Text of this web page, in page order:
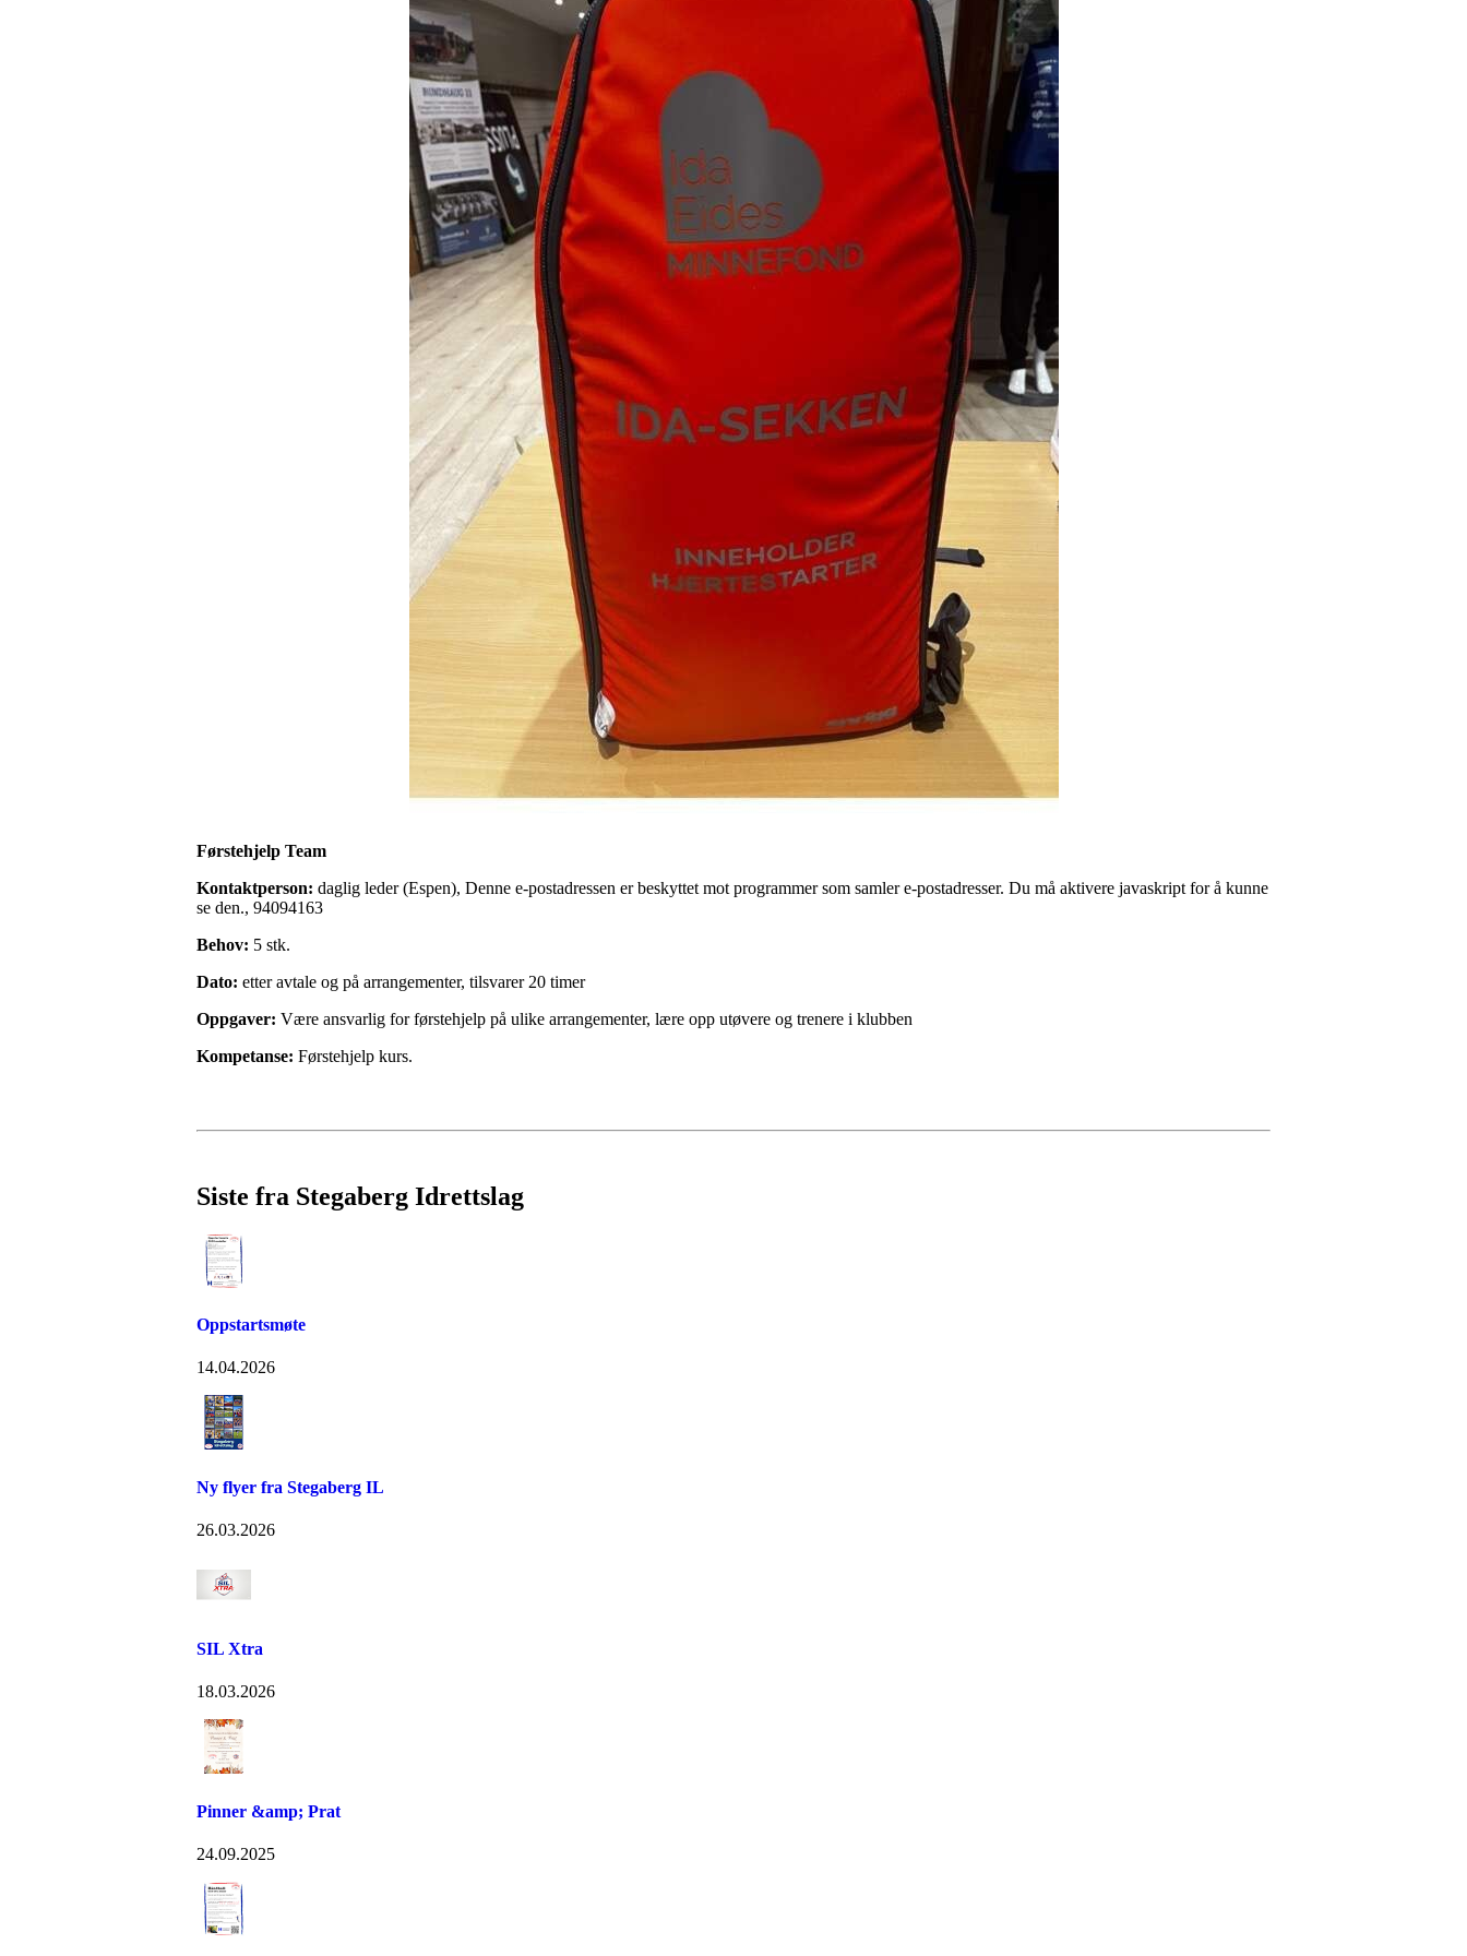
Førstehjelp Team
Kontaktperson: daglig leder (Espen), Denne e-postadressen er beskyttet mot programmer som samler e-postadresser. Du må aktivere javaskript for å kunne
se den., 94094163
Behov: 5 stk.
Dato: etter avtale og på arrangementer, tilsvarer 20 timer
Oppgaver: Være ansvarlig for førstehjelp på ulike arrangementer, lære opp utøvere og trenere i klubben
Kompetanse: Førstehjelp kurs.
Siste fra Stegaberg Idrettslag
Oppstartsmøte
14.04.2026
Ny flyer fra Stegaberg IL
26.03.2026
SIL Xtra
18.03.2026
Pinner &amp; Prat
24.09.2025